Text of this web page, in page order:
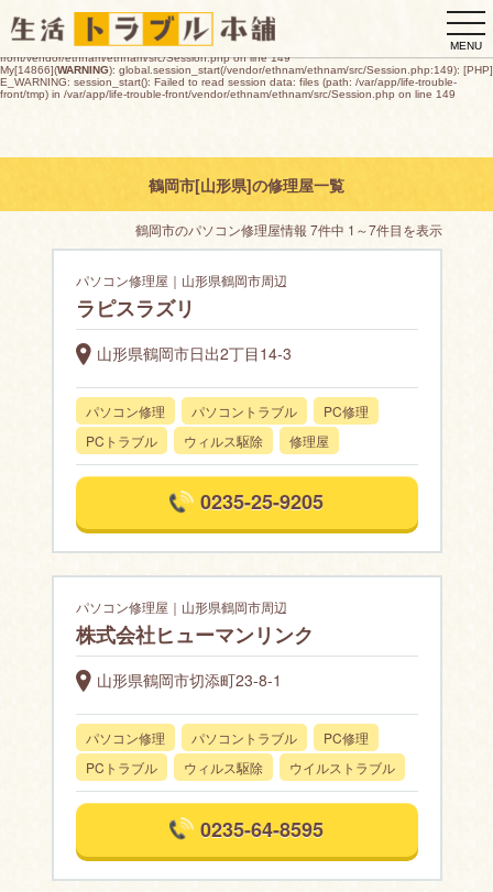
E_WARNING: session_start(): open(/var/app/life-trouble-
front/tmp/sess_d67b627d1e763bf280e1f12b02b73cda26142275b5ac28f78f42087ccd1a4ee8,
O_RDWR) failed: デバイスに空き領域がありません (28) in /var/app/life-trouble-
front/vendor/ethnam/ethnam/src/Session.php on line 149
My[14866](WARNING): global.session_start(/vendor/ethnam/ethnam/src/Session.php:149): [PHP]
E_WARNING: session_start(): Failed to read session data: files (path: /var/app/life-trouble-
front/tmp) in /var/app/life-trouble-front/vendor/ethnam/ethnam/src/Session.php on line 149
MENU
鶴岡市[山形県]の修理屋一覧
鶴岡市のパソコン修理屋情報 7件中 1～7件目を表示
パソコン修理屋｜山形県鶴岡市周辺
ラピスラズリ
山形県鶴岡市日出2丁目14-3
パソコン修理 パソコントラブル
PC修理
PCトラブル
ウィルス駆除 修理屋
0235-25-9205
パソコン修理屋｜山形県鶴岡市周辺
株式会社ヒューマンリンク
山形県鶴岡市切添町23-8-1
パソコン修理 パソコントラブル
PC修理
PCトラブル
ウィルス駆除 ウイルストラブル
0235-64-8595